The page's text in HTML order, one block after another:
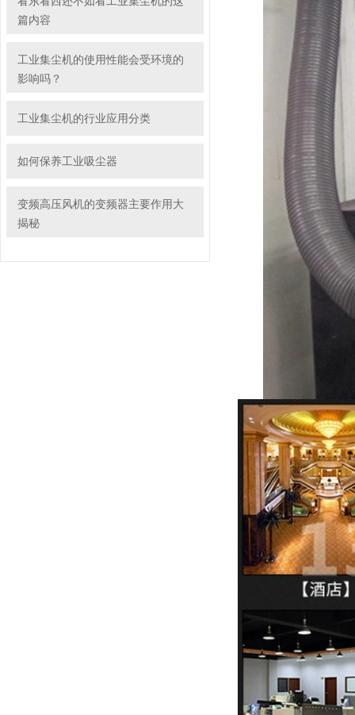
篇内容
工业集尘机的使用性能会受环境的
影响吗？
工业集尘机的行业应用分类
如何保养工业吸尘器
变频高压风机的变频器主要作用大
揭秘